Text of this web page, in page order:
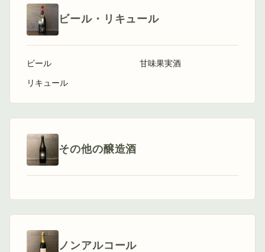
ビール・リキュール
ビール
リキュール
甘味果実酒
その他の醸造酒
ノンアルコール